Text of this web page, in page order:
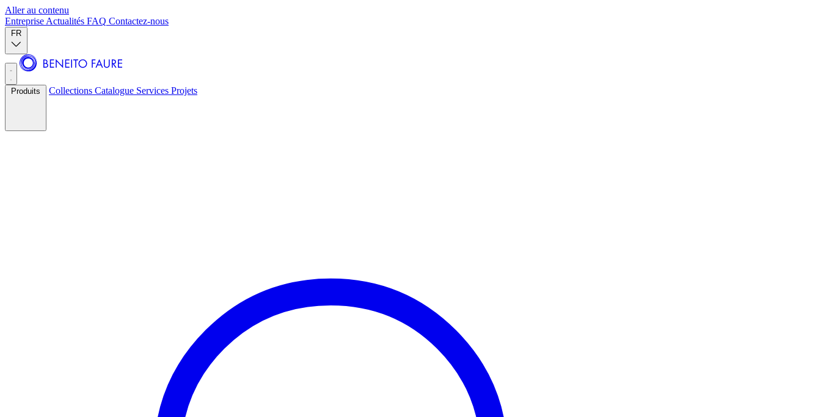
Aller au contenu
Entreprise Actualités FAQ Contactez-nous
FR
Produits Collections Catalogue Services Projets